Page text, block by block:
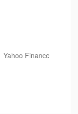
Yahoo Finance